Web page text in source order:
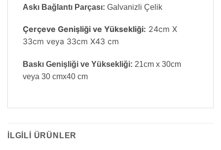
Askı Bağlantı Parçası: Galvanizli Çelik
Çerçeve Genişliği ve Yüksekliği: 24cm X
33cm veya 33cm X43 cm
Baskı Genişliği ve Yüksekliği: 21cm x 30cm
veya 30 cmx40 cm
İLGILI ÜRÜNLER